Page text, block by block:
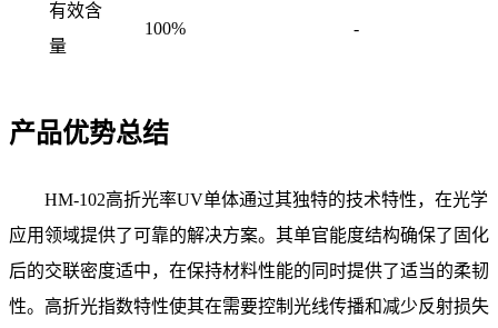
有效含
量
100% -
产品优势总结
HM-102高折光率UV单体通过其独特的技术特性，在光学
应用领域提供了可靠的解决方案。其单官能度结构确保了固化
后的交联密度适中，在保持材料性能的同时提供了适当的柔韧
性。高折光指数特性使其在需要控制光线传播和减少反射损失